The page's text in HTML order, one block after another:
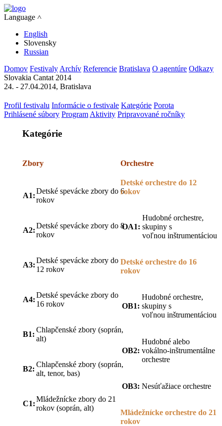
Language ˄
English
Slovensky
Russian
Domov Festivaly Archív Referencie Bratislava O agentúre Odkazy
Slovakia Cantat 2014
24. - 27.04.2014, Bratislava
Profil festivalu Informácie o festivale Kategórie Porota
Prihlásené súbory Program Aktivity Pripravované ročníky
Kategórie
Zbory
A1:
Detské spevácke zbory do 6
rokov
A2:
Detské spevácke zbory do 8
rokov
A3:
Detské spevácke zbory do
12 rokov
A4:
Detské spevácke zbory do
16 rokov
B1:
Chlapčenské zbory (soprán,
alt)
B2:
Chlapčenské zbory (soprán,
alt, tenor, bas)
C1:
Mládežnícke zbory do 21
rokov (soprán, alt)
Orchestre
Detské orchestre do 12
rokov
OA1:
Hudobné orchestre,
skupiny s
voľnou inštrumentáciou
Detské orchestre do 16
rokov
OB1:
Hudobné orchestre,
skupiny s
voľnou inštrumentáciou
OB2:
Hudobné alebo
vokálno-inštrumentálne
orchestre
OB3: Nesúťažiace orchestre
Mládežnícke orchestre do 21
rokov